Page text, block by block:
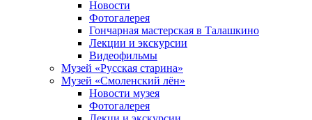
Новости
Фотогалерея
Гончарная мастерская в Талашкино
Лекции и экскурсии
Видеофильмы
Музей «Русская старина»
Музей «Смоленский лён»
Новости музея
Фотогалерея